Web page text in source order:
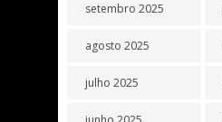
setembro 2025
agosto 2025
julho 2025